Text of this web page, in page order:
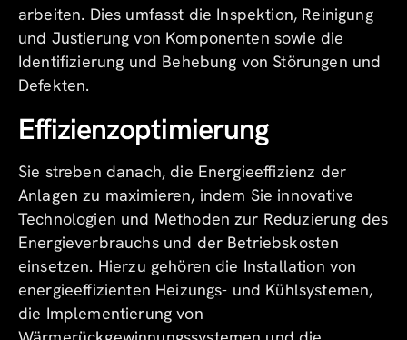
arbeiten. Dies umfasst die Inspektion, Reinigung
und Justierung von Komponenten sowie die
Identifizierung und Behebung von Störungen und
Defekten.
Effizienzoptimierung
Sie streben danach, die Energieeffizienz der
Anlagen zu maximieren, indem Sie innovative
Technologien und Methoden zur Reduzierung des
Energieverbrauchs und der Betriebskosten
einsetzen. Hierzu gehören die Installation von
energieeffizienten Heizungs- und Kühlsystemen,
die Implementierung von